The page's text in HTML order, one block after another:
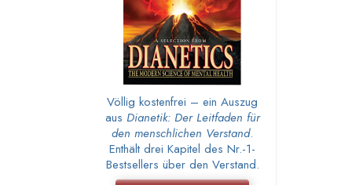
Völlig kostenfrei – ein Auszug
aus Dianetik: Der Leitfaden für
den menschlichen Verstand.
Enthält drei Kapitel des Nr.-1-
Bestsellers über den Verstand.